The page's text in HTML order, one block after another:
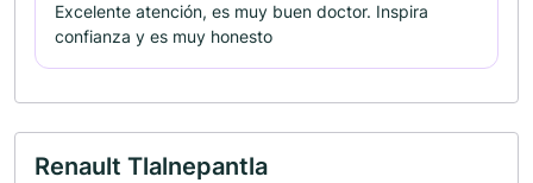
Excelente atención, es muy buen doctor. Inspira
confianza y es muy honesto
Renault Tlalnepantla